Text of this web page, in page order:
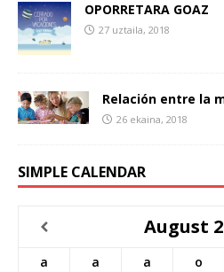
OPORRETARA GOAZ
27 uztaila, 2018
Relación entre la
26 ekaina, 2018
SIMPLE CALENDAR
August
a a a o